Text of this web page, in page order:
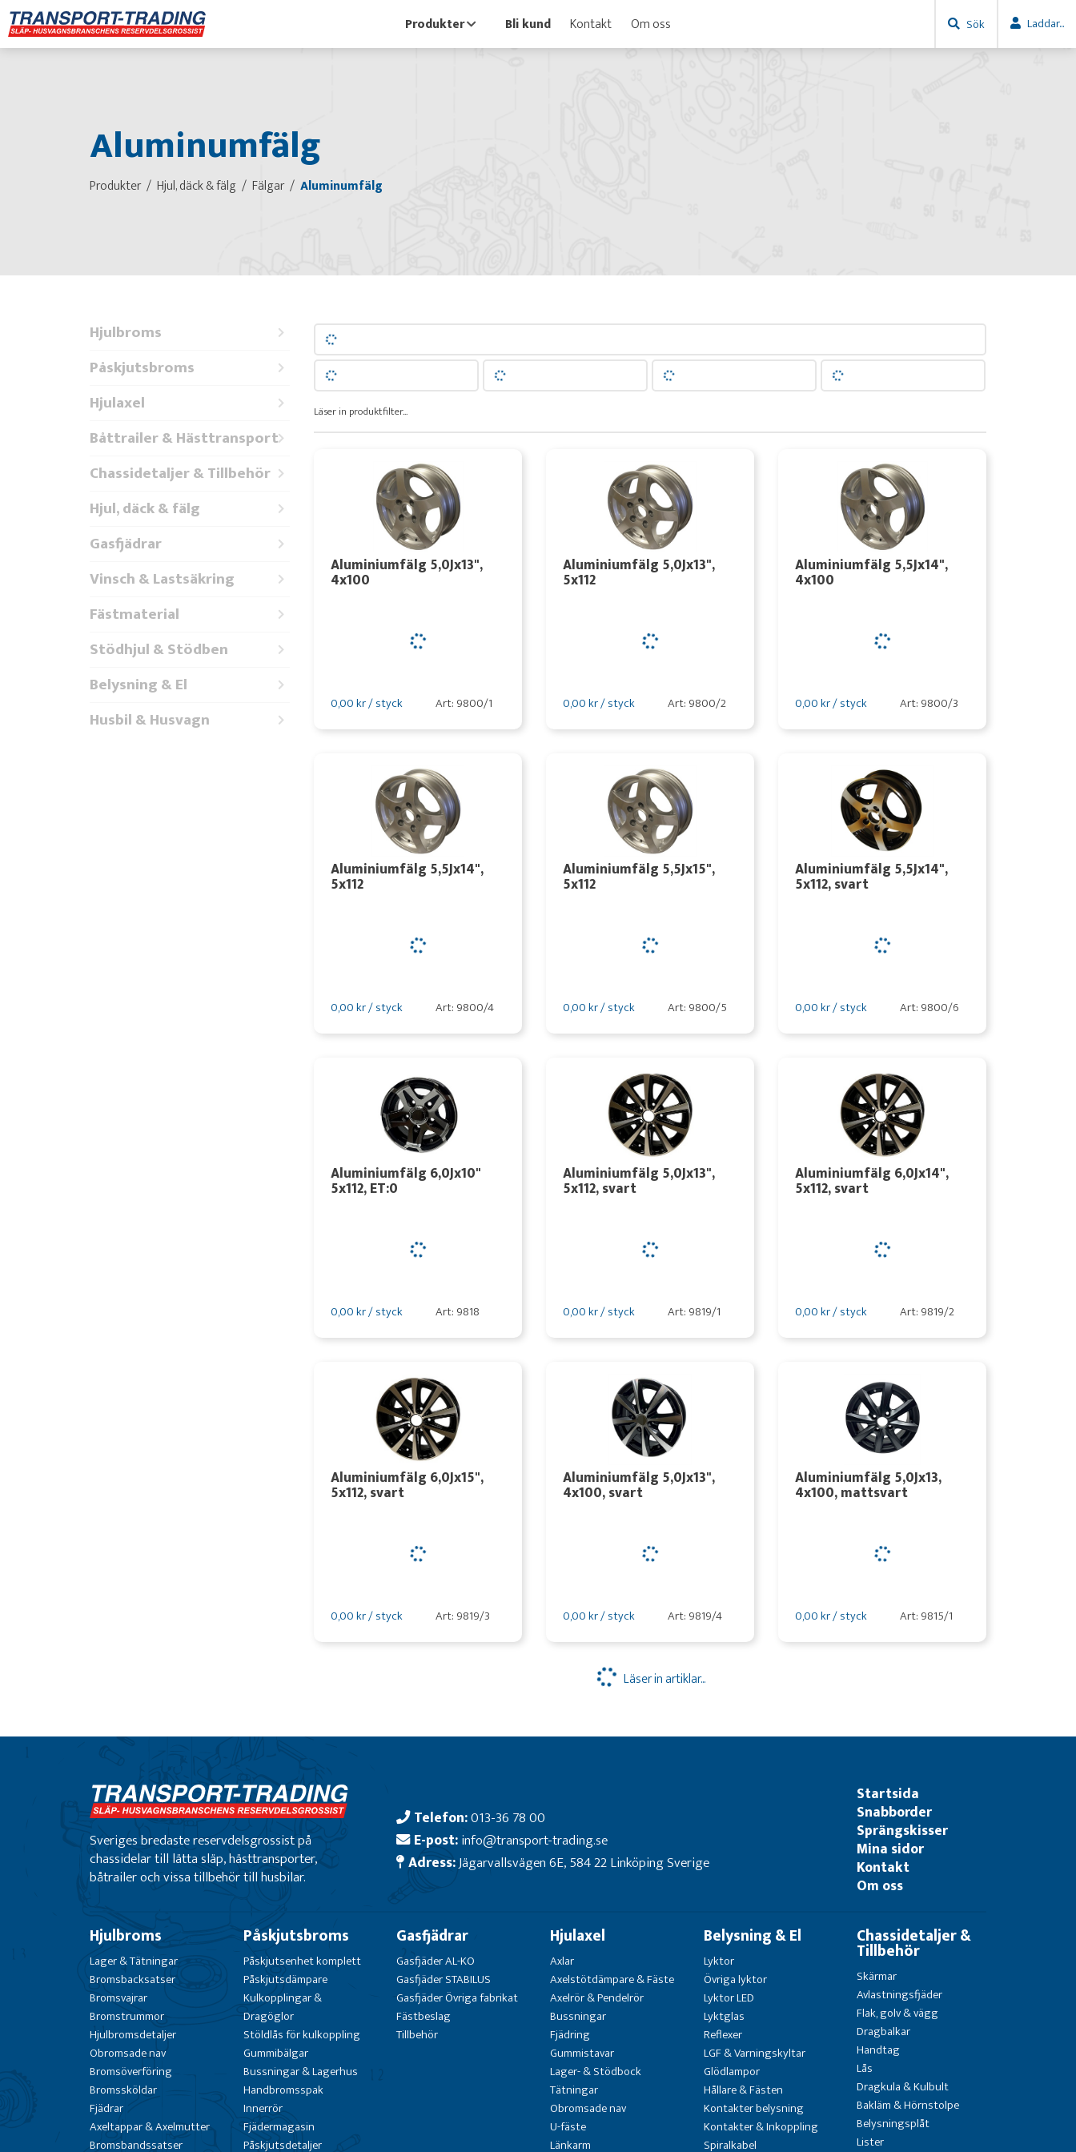
Produkter Bli kund Kontakt Om oss Sök Laddar...
Aluminumfälg
Produkter Hjul, däck & fälg Fälgar Aluminumfälg
Hjulbroms
Påskjutsbroms
Hjulaxel
Båttrailer & Hästtransport
Chassidetaljer & Tillbehör
Hjul, däck & fälg
Gasfjädrar
Vinsch & Lastsäkring
Fästmaterial
Stödhjul & Stödben
Belysning & El
Husbil & Husvagn
Läser in produktfilter...
Aluminiumfälg 5,0Jx13",
4x100
0,00 kr / styck Art: 9800/1
Aluminiumfälg 5,0Jx13",
5x112
0,00 kr / styck Art: 9800/2
Aluminiumfälg 5,5Jx14",
4x100
0,00 kr / styck Art: 9800/3
Aluminiumfälg 5,5Jx14",
5x112
0,00 kr / styck Art: 9800/4
Aluminiumfälg 5,5Jx15",
5x112
0,00 kr / styck Art: 9800/5
Aluminiumfälg 5,5Jx14",
5x112, svart
0,00 kr / styck Art: 9800/6
Aluminiumfälg 6,0Jx10"
5x112, ET:0
0,00 kr / styck Art: 9818
Aluminiumfälg 5,0Jx13",
5x112, svart
0,00 kr / styck Art: 9819/1
Aluminiumfälg 6,0Jx14",
5x112, svart
0,00 kr / styck Art: 9819/2
Aluminiumfälg 6,0Jx15",
5x112, svart
0,00 kr / styck Art: 9819/3
Aluminiumfälg 5,0Jx13",
4x100, svart
0,00 kr / styck Art: 9819/4
Aluminiumfälg 5,0Jx13,
4x100, mattsvart
0,00 kr / styck Art: 9815/1
Läser in artiklar...
Sveriges bredaste reservdelsgrossist på
chassidelar till lätta släp, hästtransporter,
båtrailer och vissa tillbehör till husbilar.
Telefon:013-36 78 00
E-post:info@transport-trading.se
Adress:Jägarvallsvägen 6E, 584 22 Linköping Sverige
Startsida
Snabborder
Sprängskisser
Mina sidor
Kontakt
Om oss
Hjulbroms
Lager & Tätningar
Bromsbacksatser
Bromsvajrar
Bromstrummor
Hjulbromsdetaljer
Obromsade nav
Bromsöverföring
Bromssköldar
Fjädrar
Axeltappar & Axelmutter
Bromsbandssatser
Påskjutsbroms
Påskjutsenhet komplett
Påskjutsdämpare
Kulkopplingar &
Dragöglor
Stöldlås för kulkoppling
Gummibälgar
Bussningar & Lagerhus
Handbromsspak
Innerrör
Fjädermagasin
Påskjutsdetaljer
Gasfjädrar
Gasfjäder AL-KO
Gasfjäder STABILUS
Gasfjäder Övriga fabrikat
Fästbeslag
Tillbehör
Hjulaxel
Axlar
Axelstötdämpare & Fäste
Axelrör & Pendelrör
Bussningar
Fjädring
Gummistavar
Lager- & Stödbock
Tätningar
Obromsade nav
U-fäste
Länkarm
Belysning & El
Lyktor
Övriga lyktor
Lyktor LED
Lyktglas
Reflexer
LGF & Varningskyltar
Glödlampor
Hållare & Fästen
Kontakter belysning
Kontakter & Inkoppling
Spiralkabel
Chassidetaljer &
Tillbehör
Skärmar
Avlastningsfjäder
Flak, golv & vägg
Dragbalkar
Handtag
Lås
Dragkula & Kulbult
Bakläm & Hörnstolpe
Belysningsplåt
Lister